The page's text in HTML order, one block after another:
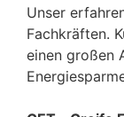
Unser
Fachkräften.
einen großen